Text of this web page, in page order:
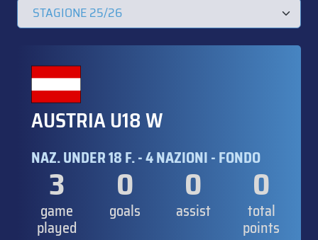
AUSTRIA U18 W
NAZ. UNDER 18 F. - 4 NAZIONI - FONDO
3
game
played
0
goals
0
assist
0
total
points